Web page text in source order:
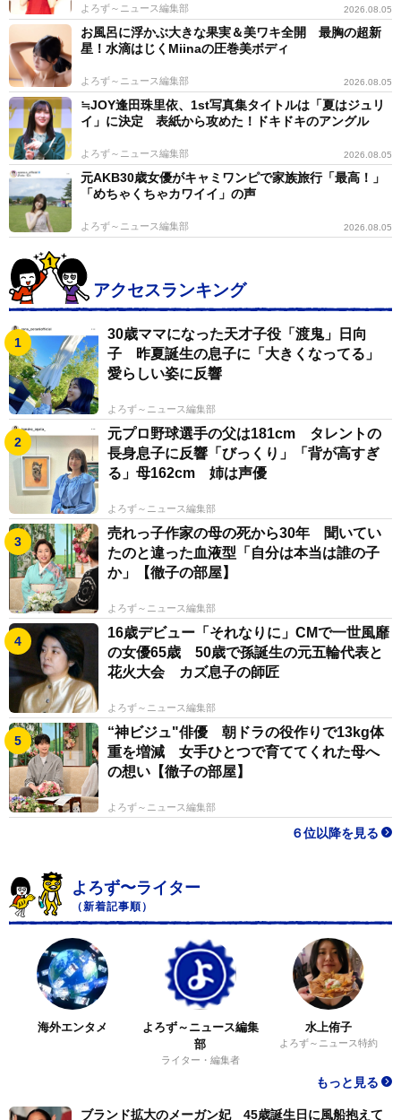
よろず～ニュース編集部 2026.08.05
お風呂に浮かぶ大きな果実＆美ワキ全開 最胸の超新
星！水滴はじくMiinaの圧巻美ボディ
よろず～ニュース編集部 2026.08.05
≒JOY逢田珠里依、1st写真集タイトルは「夏はジュリ
イ」に決定 表紙から攻めた！ドキドキのアングル
よろず～ニュース編集部 2026.08.05
元AKB30歳女優がキャミワンピで家族旅行「最高！」
「めちゃくちゃカワイイ」の声
よろず～ニュース編集部 2026.08.05
アクセスランキング
30歳ママになった天才子役「渡鬼」日向
子 昨夏誕生の息子に「大きくなってる」
愛らしい姿に反響
よろず～ニュース編集部
元プロ野球選手の父は181cm タレントの
長身息子に反響「びっくり」「背が高すぎ
る」母162cm 姉は声優
よろず～ニュース編集部
売れっ子作家の母の死から30年 聞いてい
たのと違った血液型「自分は本当は誰の子
か」【徹子の部屋】
よろず～ニュース編集部
16歳デビュー「それなりに」CMで一世風靡
の女優65歳 50歳で孫誕生の元五輪代表と
花火大会 カズ息子の師匠
よろず～ニュース編集部
“神ビジュ"俳優 朝ドラの役作りで13kg体
重を増減 女手ひとつで育ててくれた母へ
の想い【徹子の部屋】
よろず～ニュース編集部
６位以降を見る
よろず〜ライター
（新着記事順）
海外エンタメ
よろず～ニュース編集
部
ライター・編集者
水上侑子
よろず～ニュース特約
もっと見る
ブランド拡大のメーガン妃 45歳誕生日に風船抱えて